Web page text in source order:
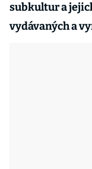
subkultur a
vydávaných a